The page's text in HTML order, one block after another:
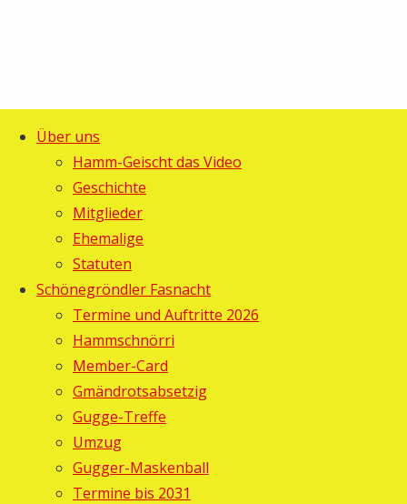
Über uns
Hamm-Geischt das Video
Geschichte
Mitglieder
Ehemalige
Statuten
Schönegröndler Fasnacht
Termine und Auftritte 2026
Hammschnörri
Member-Card
Gmändrotsabsetzig
Gugge-Treffe
Umzug
Gugger-Maskenball
Termine bis 2031
Start
Allgemein
Schönegröndler
Guggetreffe
10.
Schönegröndler
Guggetreffe
19.
Februar
2010
Februar
2010
Allgemein /
Fasnacht
Lömpe, Schönengrund